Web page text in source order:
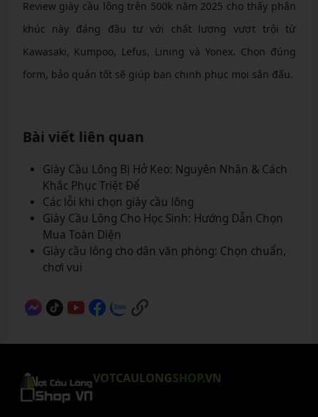
Review giày cầu lông trên 500k năm 2025 cho thấy phân
khúc này đáng đầu tư với chất lượng vượt trội từ
Kawasaki, Kumpoo, Lefus, Lining và Yonex. Chọn đúng
form, bảo quản tốt sẽ giúp bạn chinh phục mọi sân đấu.
Bài viết liên quan
Giày Cầu Lông Bị Hở Keo: Nguyên Nhân & Cách
Khắc Phục Triệt Để
Các lỗi khi chọn giày cầu lông
Giày Cầu Lông Cho Học Sinh: Hướng Dẫn Chọn
Mua Toàn Diện
Giày cầu lông cho dân văn phòng: Chọn chuẩn,
chơi vui
VOTCAULONGSHOP.VN